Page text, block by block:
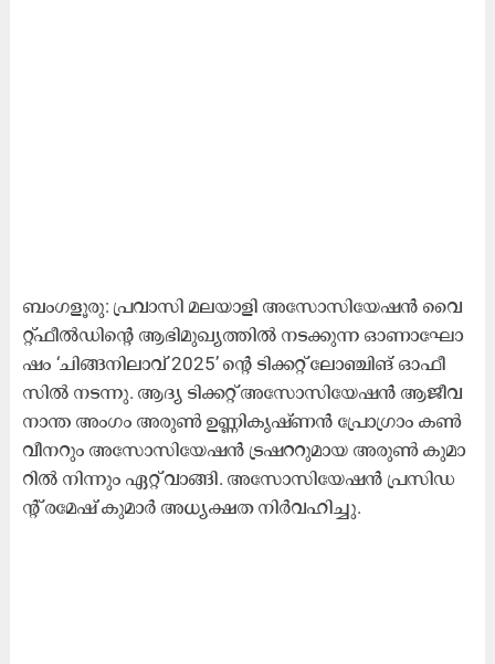
ബം​ഗ​ളൂ​രു: പ്ര​വാ​സി മ​ല​യാ​ളി അ​സോ​സി​യേ​ഷ​ൻ വൈ​
റ്റ്ഫീ​ൽ​ഡി​ന്റെ ആ​ഭി​മു​ഖ്യ​ത്തി​ൽ ന​ട​ക്കു​ന്ന ഓ​ണാ​ഘോ​
ഷം ‘ചി​ങ്ങ​നി​ലാ​വ് 2025’ ന്റെ ​ടി​ക്ക​റ്റ് ലോ​ഞ്ചി​ങ് ഓ​ഫീ​
സി​ൽ ന​ട​ന്നു. ആ​ദ്യ ടി​ക്ക​റ്റ് അ​സോ​സി​യേ​ഷ​ൻ ആ​ജീ​വ​
നാ​ന്ത അം​ഗം അ​രു​ൺ ഉ​ണ്ണി​കൃ​ഷ്ണ​ൻ പ്രോ​ഗ്രാം ക​ൺ​
വീ​ന​റും അ​സോ​സി​യേ​ഷ​ൻ ട്ര​ഷ​റ​റു​മാ​യ അ​രു​ൺ കു​മാ​
റി​ൽ നി​ന്നും ഏ​റ്റ് വാ​ങ്ങി. അ​സോ​സി​യേ​ഷ​ൻ പ്ര​സി​ഡ​
ന്റ്‌ ര​മേ​ഷ് കു​മാ​ർ അ​ധ്യ​ക്ഷ​ത നി​ർ​വ​ഹി​ച്ചു.